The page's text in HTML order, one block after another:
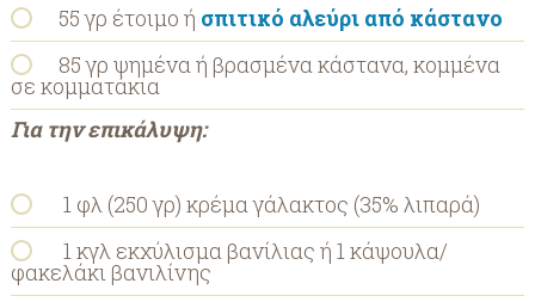
55 γρ έτοιμο ή σπιτικό αλεύρι από κάστανο
85 γρ ψημένα ή βρασμένα κάστανα, κομμένα
σε κομματάκια
Για την επικάλυψη:
1 φλ (250 γρ) κρέμα γάλακτος (35% λιπαρά)
1 κγλ εκχύλισμα βανίλιας ή 1 κάψουλα/
φακελάκι βανιλίνης